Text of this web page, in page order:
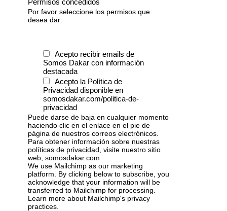
Por favor seleccione los permisos que
desea dar:
Acepto recibir emails de
Somos Dakar con información
destacada
Acepto la Política de
Privacidad disponible en
somosdakar.com/politica-de-
privacidad
Puede darse de baja en cualquier momento
haciendo clic en el enlace en el pie de
página de nuestros correos electrónicos.
Para obtener información sobre nuestras
políticas de privacidad, visite nuestro sitio
web, somosdakar.com
We use Mailchimp as our marketing
platform. By clicking below to subscribe, you
acknowledge that your information will be
transferred to Mailchimp for processing.
Learn more about Mailchimp's privacy
practices.